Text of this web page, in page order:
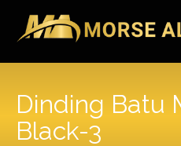
content
Dinding Batu
Black-3